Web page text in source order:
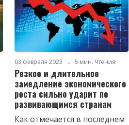
03 февраля 2023 5 мин. Чтения
Резкое и длительное
замедление экономического
роста сильно ударит по
развивающимся странам
Как отмечается в последнем